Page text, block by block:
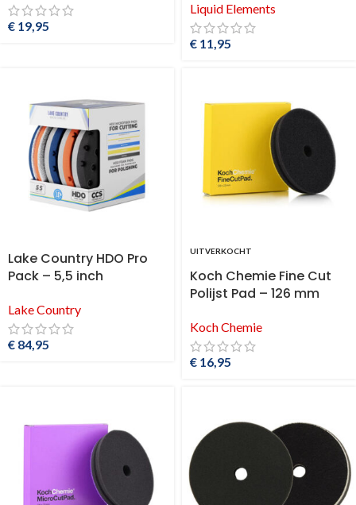
€ 19,95
Liquid Elements
€ 11,95
Lake Country HDO Pro
Pack – 5,5 inch
Lake Country
€ 84,95
UITVERKOCHT
Koch Chemie Fine Cut
Polijst Pad – 126 mm
Koch Chemie
€ 16,95